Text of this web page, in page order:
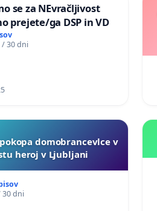
se za NEvračljivost
prejete/ga DSP in VD
/ 30 dni
domobrancevlce v
heroj v Ljubljani
30 dni